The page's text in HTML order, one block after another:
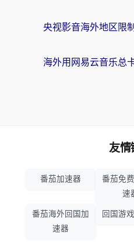
友情
番茄加速器
番茄免
速
番茄海外回国加
速器
回国游